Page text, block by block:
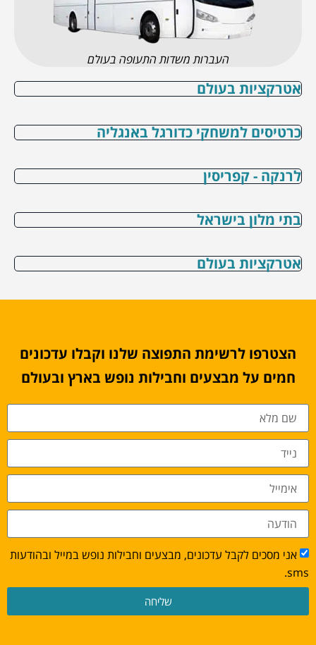
העברות משדות התעופה בעולם
אטרקציות בעולם
כרטיסים למשחקי כדורגל באנגליה
לרנקה - קפריסין
בתי מלון בישראל
אטרקציות בעולם
הצטרפו לרשימת התפוצה שלנו וקבלו עדכונים
חמים על מבצעים וחבילות נופש בארץ ובעולם
אני מסכים לקבל עדכונים, מבצעים וחבילות נופש במייל ובהודעות
sms.
שליחה